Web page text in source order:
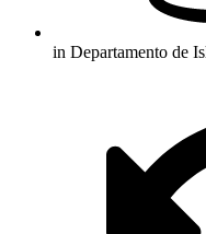
in Departamento de